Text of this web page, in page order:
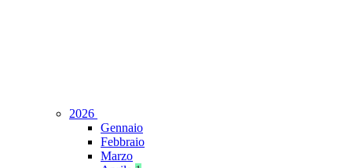
2026
Gennaio
Febbraio
Marzo